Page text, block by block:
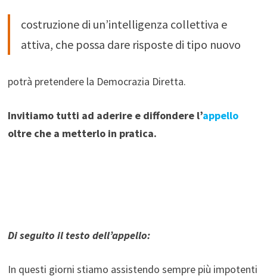
costruzione di un’intelligenza collettiva e
attiva, che possa dare risposte di tipo nuovo
potrà pretendere la Democrazia Diretta.
Invitiamo tutti ad aderire e diffondere l’appello
oltre che a metterlo in pratica.
Di seguito il testo dell’appello:
In questi giorni stiamo assistendo sempre più impotenti